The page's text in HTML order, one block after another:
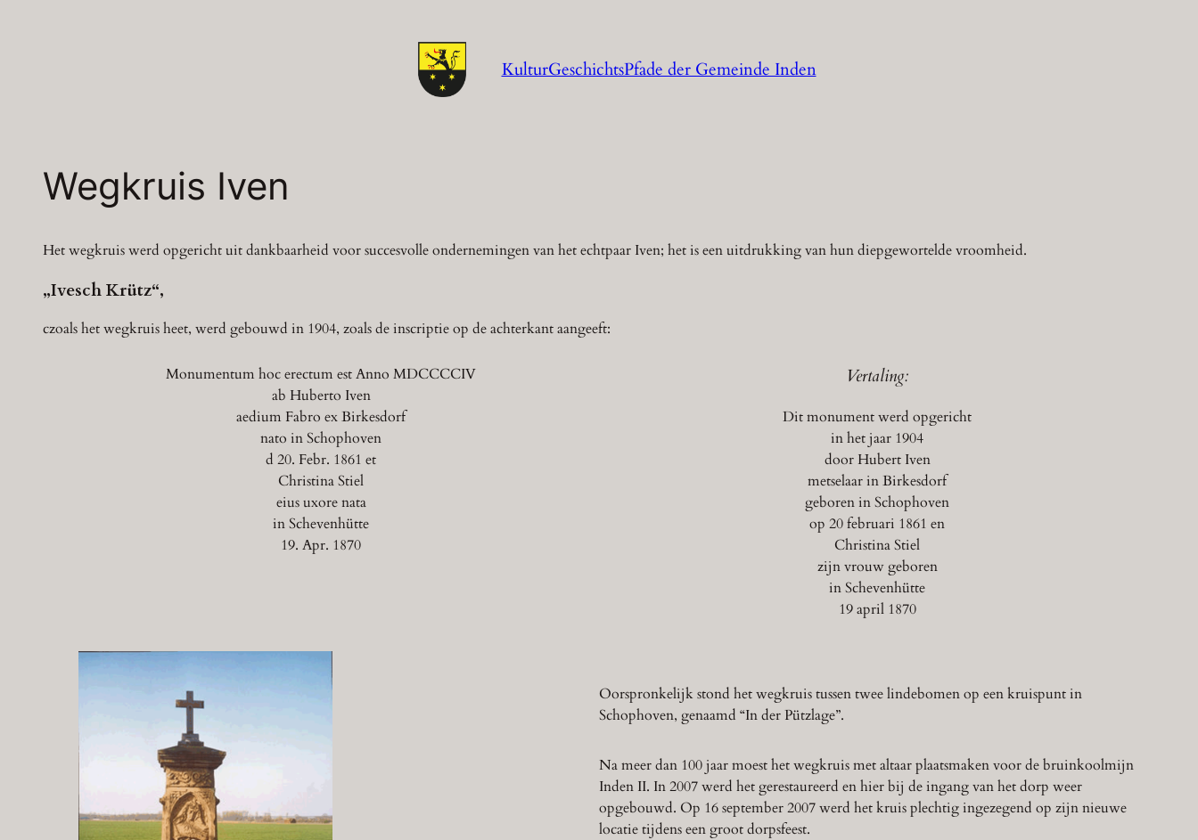
KulturGeschichtsPfade der Gemeinde Inden
Wegkruis Iven
Het wegkruis werd opgericht uit dankbaarheid voor succesvolle ondernemingen van het echtpaar Iven; het is een uitdrukking van hun diepgewortelde vroomheid.
„Ivesch Krütz“,
czoals het wegkruis heet, werd gebouwd in 1904, zoals de inscriptie op de achterkant aangeeft:
Monumentum hoc erectum est Anno MDCCCCIV
ab Huberto Iven
aedium Fabro ex Birkesdorf
nato in Schophoven
d 20. Febr. 1861 et
Christina Stiel
eius uxore nata
in Schevenhütte
19. Apr. 1870
Vertaling:
Dit monument werd opgericht
in het jaar 1904
door Hubert Iven
metselaar in Birkesdorf
geboren in Schophoven
op 20 februari 1861 en
Christina Stiel
zijn vrouw geboren
in Schevenhütte
19 april 1870
Oorspronkelijk stond het wegkruis tussen twee lindebomen op een kruispunt in
Schophoven, genaamd “In der Pützlage”.
Na meer dan 100 jaar moest het wegkruis met altaar plaatsmaken voor de bruinkoolmijn
Inden II. In 2007 werd het gerestaureerd en hier bij de ingang van het dorp weer
opgebouwd. Op 16 september 2007 werd het kruis plechtig ingezegend op zijn nieuwe
locatie tijdens een groot dorpsfeest.